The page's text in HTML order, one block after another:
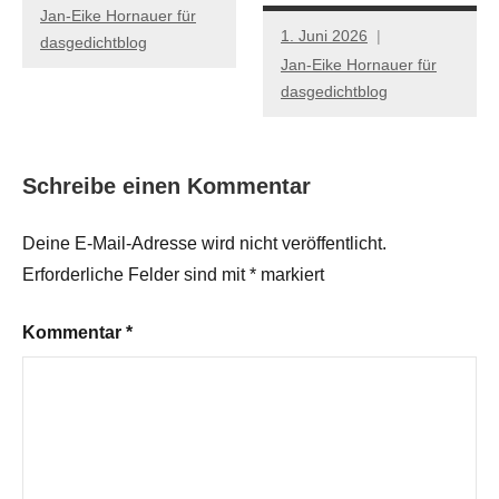
Jan-Eike Hornauer für
dasgedichtblog
1. Juni 2026
Jan-Eike Hornauer für
dasgedichtblog
Schreibe einen Kommentar
Deine E-Mail-Adresse wird nicht veröffentlicht.
Erforderliche Felder sind mit* markiert
Kommentar *